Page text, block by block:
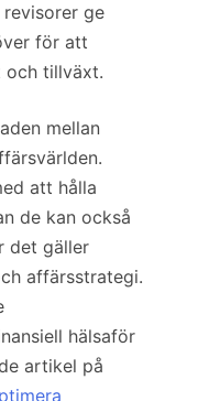
revisorer ge
för att
och tillväxt.
mellan
att hålla
de kan också
det gäller
affärsstrategi.
hälsaför
artikel på